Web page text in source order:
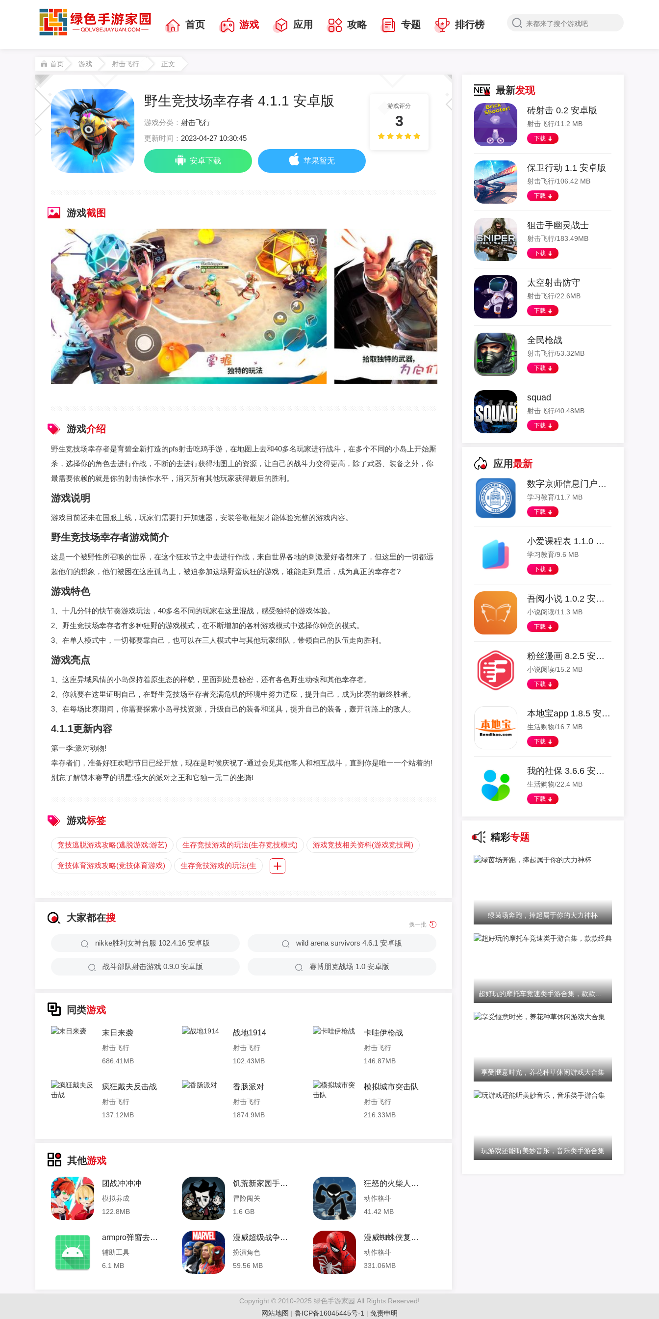
首页 游戏 应用 攻略 专题 排行榜
首页 游戏 射击飞行 正文
野生竞技场幸存者 4.1.1 安卓版
游戏分类： 射击飞行
更新时间： 2023-04-27 10:30:45
安卓下载 苹果暂无
游戏评分
3
游戏截图
游戏介绍
野生竞技场幸存者是育碧全新打造的pfs射击吃鸡手游，在地图上去和40多名玩家进行战斗，在多个不同的小岛上开始厮
杀，选择你的角色去进行作战，不断的去进行获得地图上的资源，让自己的战斗力变得更高，除了武器、装备之外，你
最需要依赖的就是你的射击操作水平，消灭所有其他玩家获得最后的胜利。
游戏说明
游戏目前还未在国服上线，玩家们需要打开加速器，安装谷歌框架才能体验完整的游戏内容。
野生竞技场幸存者游戏简介
这是一个被野性所召唤的世界，在这个狂欢节之中去进行作战，来自世界各地的刺激爱好者都来了，但这里的一切都远
超他们的想象，他们被困在这座孤岛上，被迫参加这场野蛮疯狂的游戏，谁能走到最后，成为真正的幸存者?
游戏特色
1、十几分钟的快节奏游戏玩法，40多名不同的玩家在这里混战，感受独特的游戏体验。
2、野生竞技场幸存者有多种狂野的游戏模式，在不断增加的各种游戏模式中选择你钟意的模式。
3、在单人模式中，一切都要靠自己，也可以在三人模式中与其他玩家组队，带领自己的队伍走向胜利。
游戏亮点
1、这座异域风情的小岛保持着原生态的样貌，里面到处是秘密，还有各色野生动物和其他幸存者。
2、你就要在这里证明自己，在野生竞技场幸存者充满危机的环境中努力适应，提升自己，成为比赛的最终胜者。
3、在每场比赛期间，你需要探索小岛寻找资源，升级自己的装备和道具，提升自己的装备，轰开前路上的敌人。
4.1.1更新内容
第一季:派对动物!
幸存者们，准备好狂欢吧!节日已经开放，现在是时候庆祝了-通过会见其他客人和相互战斗，直到你是唯一一个站着的!
别忘了解锁本赛季的明星:强大的派对之王和它独一无二的坐骑!
游戏标签
竞技逃脱游戏攻略(逃脱游戏:游艺) 生存竞技游戏的玩法(生存竞技模式) 游戏竞技相关资料(游戏竞技网)
竞技体育游戏攻略(竞技体育游戏) 生存竞技游戏的玩法(生
大家都在搜
换一批
nikke胜利女神台服 102.4.16 安卓版 wild arena survivors 4.6.1 安卓版
战斗部队射击游戏 0.9.0 安卓版 赛博朋克战场 1.0 安卓版
同类游戏
末日来袭
射击飞行
686.41MB
战地1914
射击飞行
102.43MB
卡哇伊枪战
射击飞行
146.87MB
疯狂戴夫反击战
射击飞行
137.12MB
香肠派对
射击飞行
1874.9MB
模拟城市突击队
射击飞行
216.33MB
其他游戏
团战冲冲冲
模拟养成
122.8MB
饥荒新家园手机版 1.9 安卓版
冒险闯关
1.6 GB
狂怒的火柴人1老版本 1.0.1 安卓版
动作格斗
41.42 MB
armpro弹窗去除 1.3.0 安卓版
辅助工具
6.1 MB
漫威超级战争国际服 1.6.0 安卓版
扮演角色
59.56 MB
漫威蜘蛛侠复刻版
动作格斗
331.06MB
最新发现
砖射击 0.2 安卓版
射击飞行/11.2 MB
下载
保卫行动 1.1 安卓版
射击飞行/106.42 MB
下载
狙击手幽灵战士
射击飞行/183.49MB
下载
太空射击防守
射击飞行/22.6MB
下载
全民枪战
射击飞行/53.32MB
下载
squad
射击飞行/40.48MB
下载
应用最新
数字京师信息门户app 1.1.3 安卓版
学习教育/11.7 MB
下载
小爱课程表 1.1.0 安卓版
学习教育/9.6 MB
下载
吾阅小说 1.0.2 安卓版
小说阅读/11.3 MB
下载
粉丝漫画 8.2.5 安卓版
小说阅读/15.2 MB
下载
本地宝app 1.8.5 安卓版
生活购物/16.7 MB
下载
我的社保 3.6.6 安卓版
生活购物/22.4 MB
下载
精彩专题
绿茵场奔跑，捧起属于你的大力神杯
超好玩的摩托车竞速类手游合集，款款经典
享受惬意时光，养花种草休闲游戏大合集
玩游戏还能听美妙音乐，音乐类手游合集
Copyright © 2010-2025 绿色手游家园 All Rights Reserved!
网站地图 | 鲁ICP备16045445号-1 | 免责申明